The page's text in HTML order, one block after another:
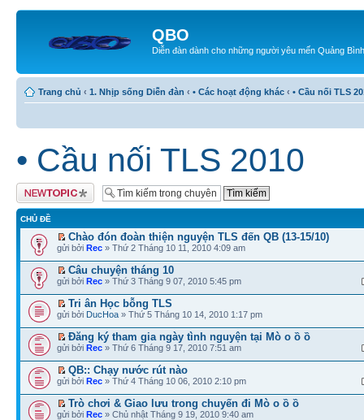
QBO
Diễn đàn dành cho những người yêu mến Quảng Bình
Trang chủ ‹ 1. Nhịp sống Diễn đàn ‹ • Các hoạt động khác ‹ • Cầu nối TLS
• Cầu nối TLS 2010
Tạo chủ đề mới
CHỦ ĐỀ
Chào đón đoàn thiện nguyện TLS đến QB (13-15/10)
gửi bởi Rec » Thứ 2 Tháng 10 11, 2010 4:09 am
Câu chuyện tháng 10
gửi bởi Rec » Thứ 3 Tháng 9 07, 2010 5:45 pm
Tri ân Học bỗng TLS
gửi bởi DucHoa » Thứ 5 Tháng 10 14, 2010 1:17 pm
Đăng ký tham gia ngày tình nguyện tại Mò o ồ ồ
gửi bởi Rec » Thứ 6 Tháng 9 17, 2010 7:51 am
QB:: Chạy nước rút nào
gửi bởi Rec » Thứ 4 Tháng 10 06, 2010 2:10 pm
Trò chơi & Giao lưu trong chuyến đi Mò o ồ ồ
gửi bởi Rec » Chủ nhật Tháng 9 19, 2010 9:40 am